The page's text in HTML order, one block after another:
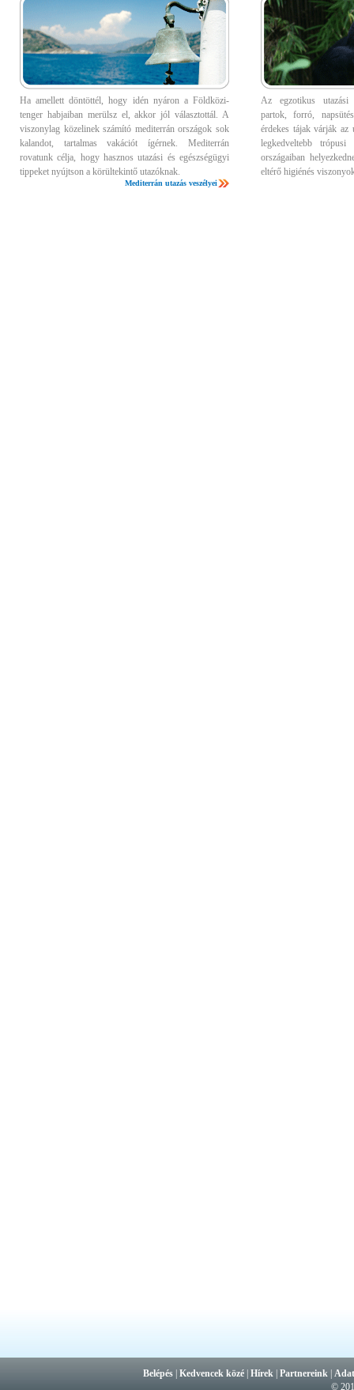
Ha amellett döntöttél, hogy idén nyáron a Földközi-
tenger habjaiban merülsz el, akkor jól választottál. A
viszonylag közelinek számító mediterrán országok sok
kalandot, tartalmas vakációt ígérnek. Mediterrán
rovatunk célja, hogy hasznos utazási és egészségügyi
tippeket nyújtson a körültekintő utazóknak.
Mediterrán utazás veszélyei
Az egzotikus utazási
partok, forró,
érdekes tájak várják az
legkedveltebb
országaiban
eltérő higiénés
Belépés |Kedvencek közé |Hírek |Partnereink |
©